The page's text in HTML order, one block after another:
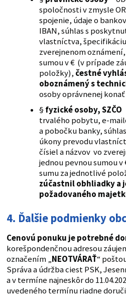
spoločnosti v zmysle
spojenie, údaje o
IBAN, súhlas s
vlastníctva,
zverejnenom
sumou v € (v prípade
položky), čestné
oboznámený s
osoby oprávnenej
§ fyzické osoby, SZČO
trvalého pobytu, e-
a pobočku banky,
úkony prevodu
čísiel a názvov vo
jednou pevnou sumou
sumu za jednotlivé
zúčastnil obhliadky a
požadovaného
4. Ďalšie podmienky
Cenovú ponuku je potrebné
korešpondenčnou adresou
označením „NEOTVÁRAŤ“
Správa a údržba ciest PSK,
a v termíne najneskôr do
uvedeného termínu riadne